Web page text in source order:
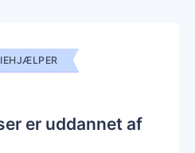
er uddannet af